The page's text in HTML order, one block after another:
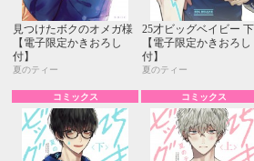
見つけたボクのオメガ様
【電子限定かきおろし
付】
夏のティー
25才ビッグベイビー 下
【電子限定かきおろし
付】
夏のティー
コミックス コミックス